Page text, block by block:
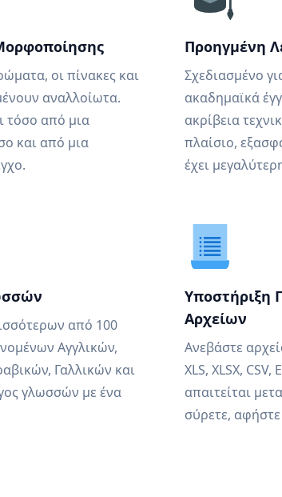
οι πίνακες και
αναλλοίωτα.
τόσο από μια
και από μια
Προηγμένη
Σχεδιασμένο
ακαδημαϊκά
ακρίβεια
πλαίσιο,
έχει
από 100
Αγγλικών,
Γαλλικών και
γλωσσών με ένα
Υποστήριξη
Αρχείων
Ανεβάστε
XLS, XLSX,
απαιτείται
σύρετε,